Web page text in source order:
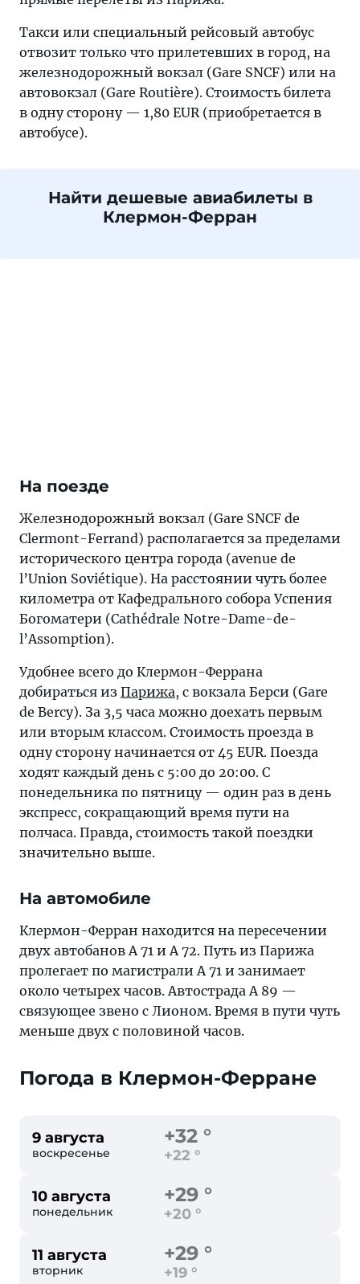
Такси или специальный рейсовый автобус
отвозит только что прилетевших в город, на
железнодорожный вокзал (Gare SNCF) или на
автовокзал (Gare Routière). Стоимость билета
в одну сторону — 1,80 EUR (приобретается в
автобусе).
Найти дешевые авиабилеты в
Клермон-Ферран
На поезде
Железнодорожный вокзал (Gare SNCF de
Clermont-Ferrand) располагается за пределами
исторического центра города (avenue de
l’Union Soviétique). На расстоянии чуть более
километра от Кафедрального собора Успения
Богоматери (Cathédrale Notre-Dame-de-
l’Assomption).
Удобнее всего до Клермон-Феррана
добираться из Парижа, с вокзала Берси (Gare
de Bercy). За 3,5 часа можно доехать первым
или вторым классом. Стоимость проезда в
одну сторону начинается от 45 EUR. Поезда
ходят каждый день с 5:00 до 20:00. С
понедельника по пятницу — один раз в день
экспресс, сокращающий время пути на
полчаса. Правда, стоимость такой поездки
значительно выше.
На автомобиле
Клермон-Ферран находится на пересечении
двух автобанов А 71 и А 72. Путь из Парижа
пролегает по магистрали А 71 и занимает
около четырех часов. Автострада А 89 —
связующее звено с Лионом. Время в пути чуть
меньше двух с половиной часов.
Погода в Клермон-Ферране
9 августа
воскресенье
+32 °
+22 °
10 августа
понедельник
+29 °
+20 °
11 августа
вторник
+29 °
+19 °